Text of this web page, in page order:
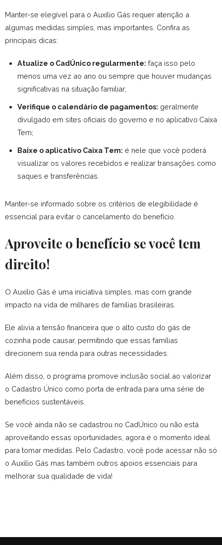
Manter-se elegível para o Auxílio Gás requer atenção a
algumas medidas simples, mas importantes. Confira as
principais dicas:
Atualize o CadÚnico regularmente: faça isso pelo
menos uma vez ao ano ou sempre que houver mudanças
significativas na situação familiar;
Verifique o calendário de pagamentos: geralmente
divulgado em sites oficiais do governo e no aplicativo Caixa
Tem;
Baixe o aplicativo Caixa Tem: é nele que você poderá
visualizar os valores recebidos e realizar transações como
saques e transferências.
Manter-se informado sobre os critérios de elegibilidade é
essencial para evitar o cancelamento do benefício.
Aproveite o benefício se você tem
direito!
O Auxílio Gás é uma iniciativa simples, mas com grande
impacto na vida de milhares de famílias brasileiras.
Ele alivia a tensão financeira que o alto custo do gás de
cozinha pode causar, permitindo que essas famílias
direcionem sua renda para outras necessidades.
Além disso, o programa promove inclusão social ao valorizar
o Cadastro Único como porta de entrada para uma série de
benefícios sustentáveis.
Se você ainda não se cadastrou no CadÚnico ou não está
aproveitando essas oportunidades, agora é o momento ideal
para tomar medidas. Pelo Cadastro, você pode acessar não só
o Auxílio Gás mas também outros apoios essenciais para
melhorar sua qualidade de vida!